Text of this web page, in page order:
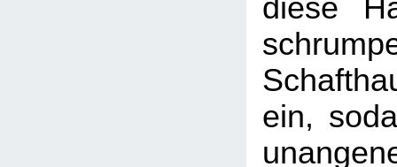
diese
ein,